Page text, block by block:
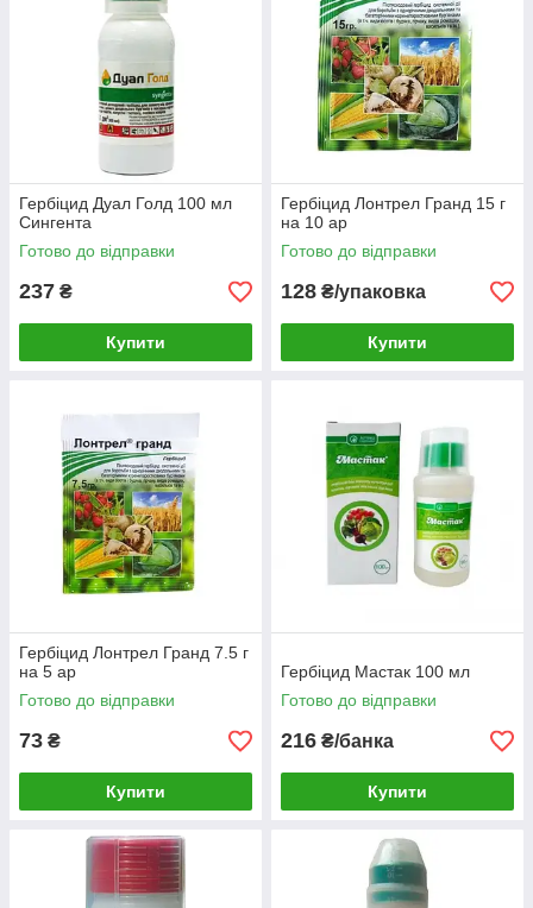
Гербіцид Дуал Голд 100 мл
Сингента
Готово до відправки
237 ₴
Купити
Гербіцид Лонтрел Гранд 15 г
на 10 ар
Готово до відправки
128 ₴/упаковка
Купити
Гербіцид Лонтрел Гранд 7.5 г
на 5 ар
Готово до відправки
73 ₴
Купити
Гербіцид Мастак 100 мл
Готово до відправки
216 ₴/банка
Купити